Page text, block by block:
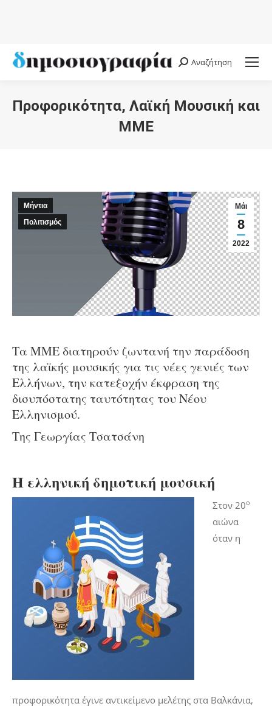
Search:
Αναζήτηση
Προφορικότητα, Λαϊκή Μουσική και
ΜΜΕ
Μάι
8
2022
Μήντια
Πολιτισμός
Τα ΜΜΕ διατηρούν ζωντανή την παράδοση
της λαϊκής μουσικής για τις νέες γενιές των
Ελλήνων, την κατεξοχήν έκφραση της
δισυπόστατης ταυτότητας του Νέου
Ελληνισμού.
Της Γεωργίας Τσατσάνη
Η ελληνική δημοτική μουσική
Στον 20ο
αιώνα
όταν η
προφορικότητα έγινε αντικείμενο μελέτης στα Βαλκάνια,